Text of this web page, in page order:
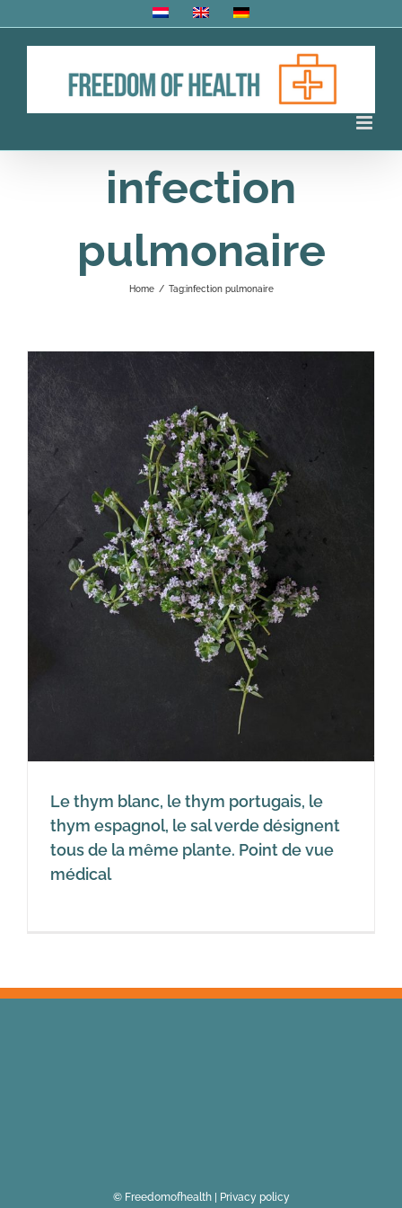
to
infection
pulmonaire
Home / Tag:infection pulmonaire
Le thym blanc, le thym portugais, le
thym espagnol, le sal verde désignent
tous de la même plante. Point de vue
médical
© Freedomofhealth | Privacy policy